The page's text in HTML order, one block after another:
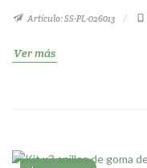
Artículo: SS-PL-026013
Ver más